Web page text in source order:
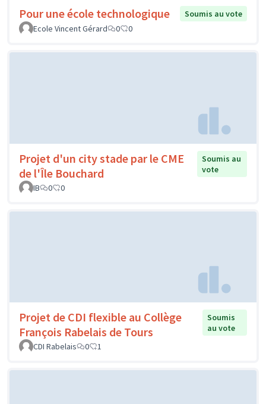
Pour une école technologique
Soumis au vote
Ecole Vincent Gérard
0 0
Projet d'un city stade par le CME
de l'Île Bouchard
Soumis au
vote
IB
0 0
Projet de CDI flexible au Collège
François Rabelais de Tours
Soumis
au vote
CDI Rabelais
0 1